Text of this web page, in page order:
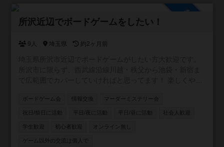
所沢近辺でボードゲームをしたい！
9人 埼玉県 約2ヶ月前
話をたくさんしたい方、是非お入りください！ 逆にご飯と
か飲みとかそういうことはするつもりありません。 仲良く
ボードゲーム会 情報交換 マーダーミステリー会
祝日/祭日に活動 平日/夜に活動 平日/昼に活動 社会人歓迎
学生歓迎 初心者歓迎 オンライン無し
ゲーム以外の交流は個人で